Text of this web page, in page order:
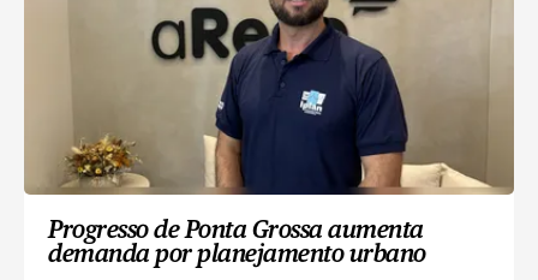
Progresso de Ponta Grossa aumenta
demanda por planejamento urbano